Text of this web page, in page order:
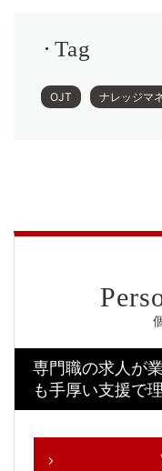
Tag
OJT ナレッジマ
専門職の求人が
も手厚い支援で